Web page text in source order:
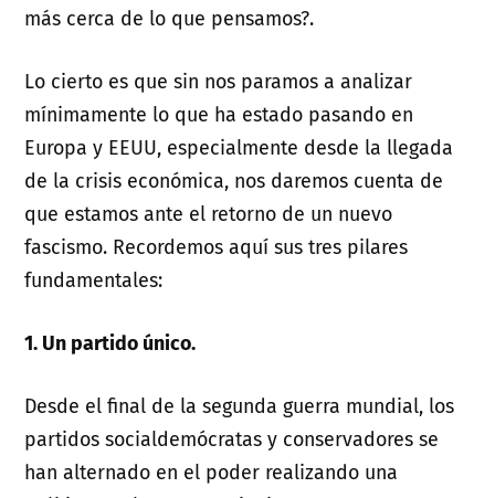
más cerca de lo que pensamos?.
Lo cierto es que sin nos paramos a analizar
mínimamente lo que ha estado pasando en
Europa y EEUU, especialmente desde la llegada
de la crisis económica, nos daremos cuenta de
que estamos ante el retorno de un nuevo
fascismo. Recordemos aquí sus tres pilares
fundamentales:
1. Un partido único.
Desde el final de la segunda guerra mundial, los
partidos socialdemócratas y conservadores se
han alternado en el poder realizando una